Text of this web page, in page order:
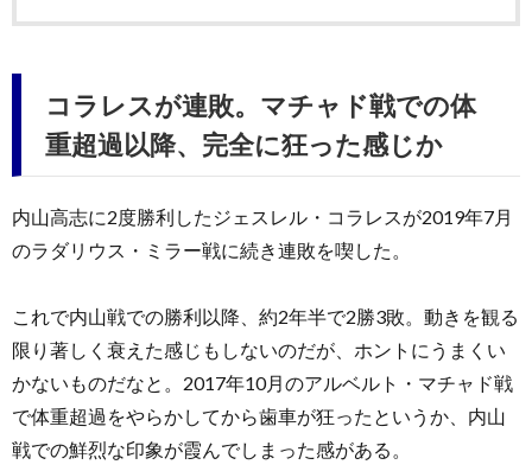
コラレスが連敗。マチャド戦での体
重超過以降、完全に狂った感じか
内山高志に2度勝利したジェスレル・コラレスが2019年7月
のラダリウス・ミラー戦に続き連敗を喫した。
これで内山戦での勝利以降、約2年半で2勝3敗。動きを観る
限り著しく衰えた感じもしないのだが、ホントにうまくい
かないものだなと。2017年10月のアルベルト・マチャド戦
で体重超過をやらかしてから歯車が狂ったというか、内山
戦での鮮烈な印象が霞んでしまった感がある。